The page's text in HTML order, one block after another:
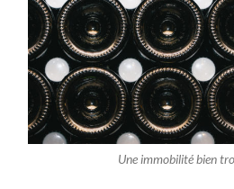
Une immobilité bien